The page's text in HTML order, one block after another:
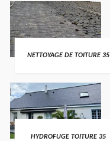
NETTOYAGE DE TOITURE 35
HYDROFUGE TOITURE 35